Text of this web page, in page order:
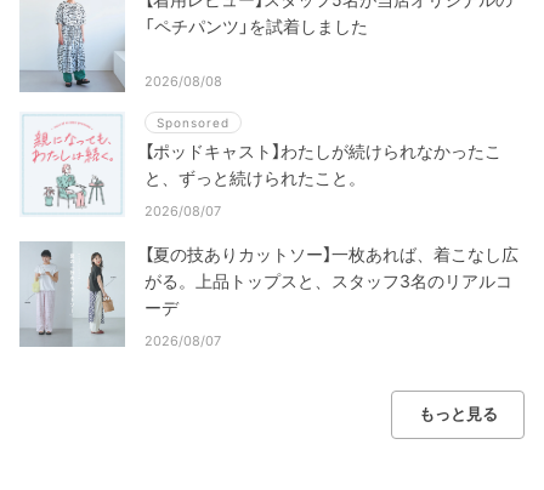
「ペチパンツ」を試着しました
2026/08/08
Sponsored
【ポッドキャスト】わたしが続けられなかったこ
と、ずっと続けられたこと。
2026/08/07
【夏の技ありカットソー】一枚あれば、着こなし広
がる。上品トップスと、スタッフ3名のリアルコ
ーデ
2026/08/07
もっと見る